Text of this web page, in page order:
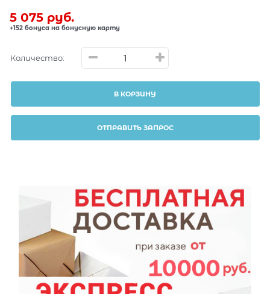
5 075 руб.
+152 бонуса на бонусную карту
Количество:
В КОРЗИНУ
ОТПРАВИТЬ ЗАПРОС